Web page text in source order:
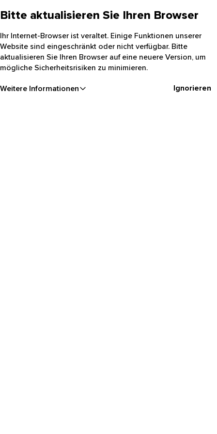
Bitte aktualisieren Sie Ihren Browser
Ihr Internet-Browser ist veraltet. Einige Funktionen unserer
Website sind eingeschränkt oder nicht verfügbar. Bitte
aktualisieren Sie Ihren Browser auf eine neuere Version, um
mögliche Sicherheitsrisiken zu minimieren.
Weitere Informationen Ignorieren